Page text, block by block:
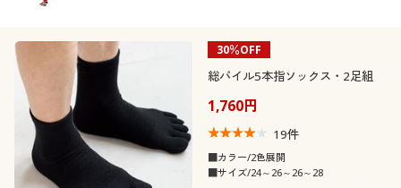
30％OFF
総パイル5本指ソックス・2足組
1,760円
19件
■カラー/2色展開
■サイズ/24～26～26～28